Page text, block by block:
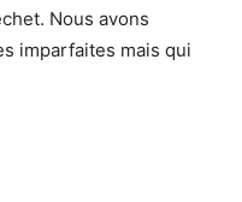
Nous avons
imparfaites mais qui